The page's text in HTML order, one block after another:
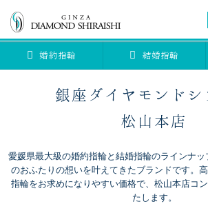
婚約指輪 結婚指輪
0078-
ブライダルリング
銀座ダイヤモンドシ
松山本店
愛媛県最大級の婚約指輪と結婚指輪のラインナ
のおふたりの想いを叶えてきたブランドです。
指輪をお求めになりやすい価格で、松山本店コ
たします。